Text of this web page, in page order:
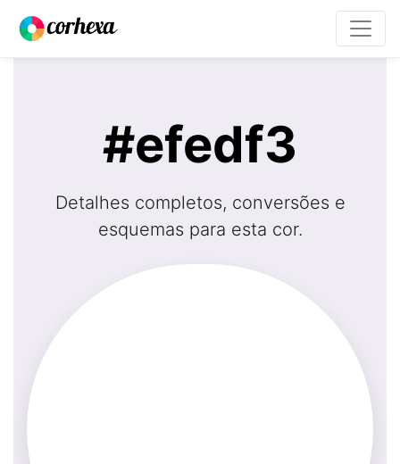
#efedf3
Detalhes completos, conversões e
esquemas para esta cor.